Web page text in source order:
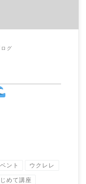
グ
ント ウクレレ
めて講座